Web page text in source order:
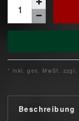
* inkl. ges. MwSt. zzgl.
Beschreibung